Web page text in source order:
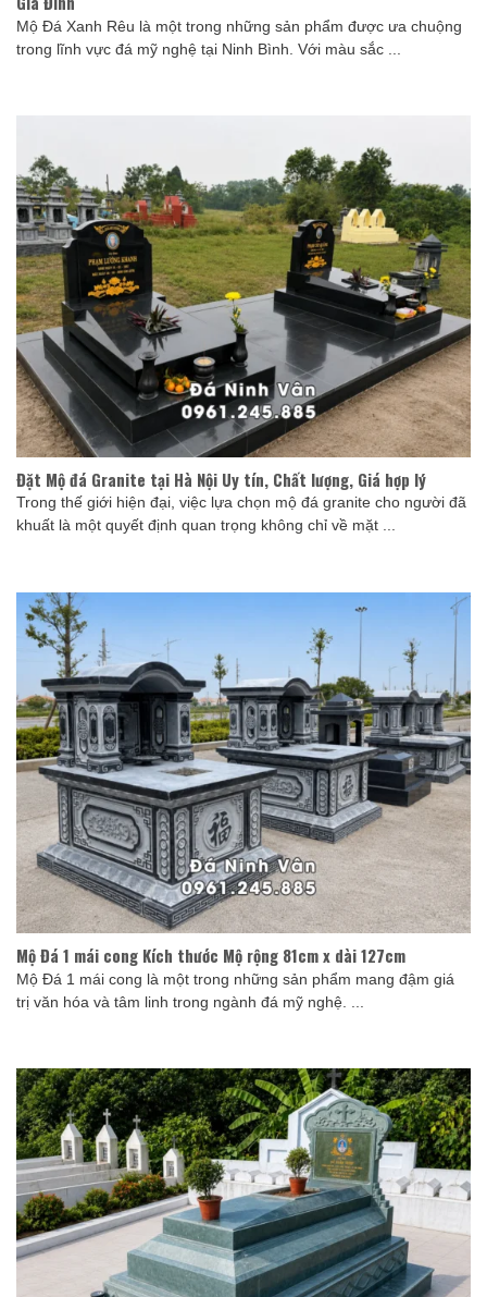
Mộ Đá Xanh Rêu là một trong những sản phẩm được ưa chuộng
trong lĩnh vực đá mỹ nghệ tại Ninh Bình. Với màu sắc ...
Đặt Mộ đá Granite tại Hà Nội Uy tín, Chất lượng, Giá hợp lý
Trong thế giới hiện đại, việc lựa chọn mộ đá granite cho người đã
khuất là một quyết định quan trọng không chỉ về mặt ...
Mộ Đá 1 mái cong Kích thước Mộ rộng 81cm x dài 127cm
Mộ Đá 1 mái cong là một trong những sản phẩm mang đậm giá
trị văn hóa và tâm linh trong ngành đá mỹ nghệ. ...